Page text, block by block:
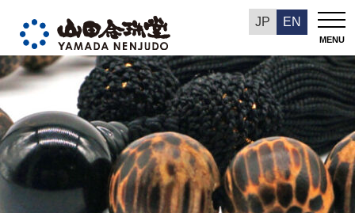
JP EN
MENU
今週の推奨品